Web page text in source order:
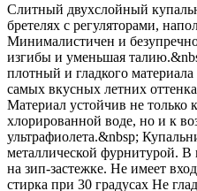
Слитный двухслойный
бретелях с регуляторами,
Минималистичен и
изгибы и уменьшая
плотный и гладкого
самых вкусных летних
Материал устойчив не
хлорированной воде, но и к
ультрафиолета.&nbsp;
металлической фурнитурой. В
на зип-застежке. Не имеет
стирка при 30 градусах Не